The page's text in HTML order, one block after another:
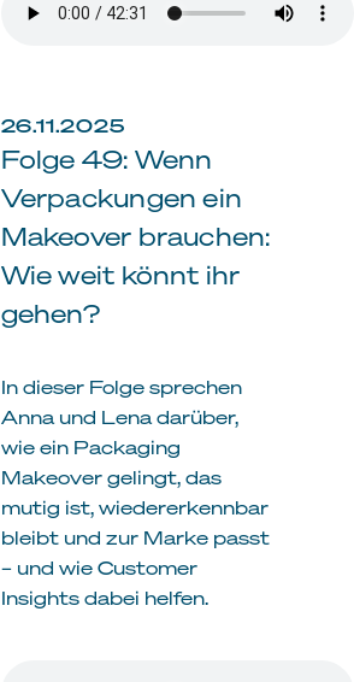
26.11.2025
Folge 49: Wenn
Verpackungen ein
Makeover brauchen:
Wie weit könnt ihr
gehen?
In dieser Folge sprechen
Anna und Lena darüber,
wie ein Packaging
Makeover gelingt, das
mutig ist, wiedererkennbar
bleibt und zur Marke passt
– und wie Customer
Insights dabei helfen.